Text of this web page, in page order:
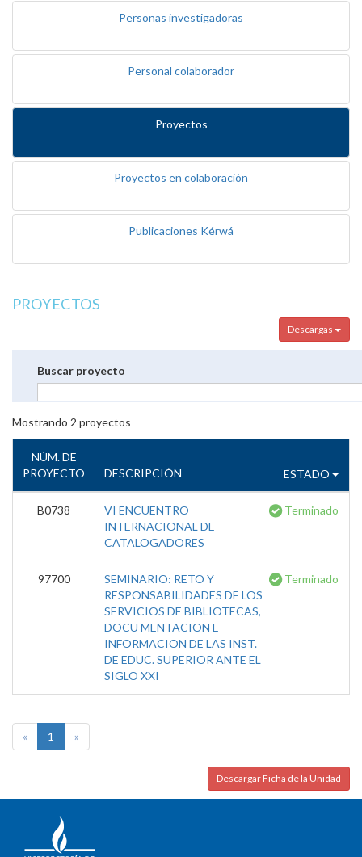
Personas investigadoras
Personal colaborador
Proyectos
Proyectos en colaboración
Publicaciones Kérwá
PROYECTOS
Descargas
Buscar proyecto
Mostrando 2 proyectos
NÚM. DE
PROYECTO
DESCRIPCIÓN ESTADO
B0738
VI ENCUENTRO
INTERNACIONAL DE
CATALOGADORES
Terminado
97700
SEMINARIO: RETO Y
RESPONSABILIDADES DE LOS
SERVICIOS DE BIBLIOTECAS,
DOCU MENTACION E
INFORMACION DE LAS INST.
DE EDUC. SUPERIOR ANTE EL
SIGLO XXI
Terminado
« 1 »
Descargar Ficha de la Unidad